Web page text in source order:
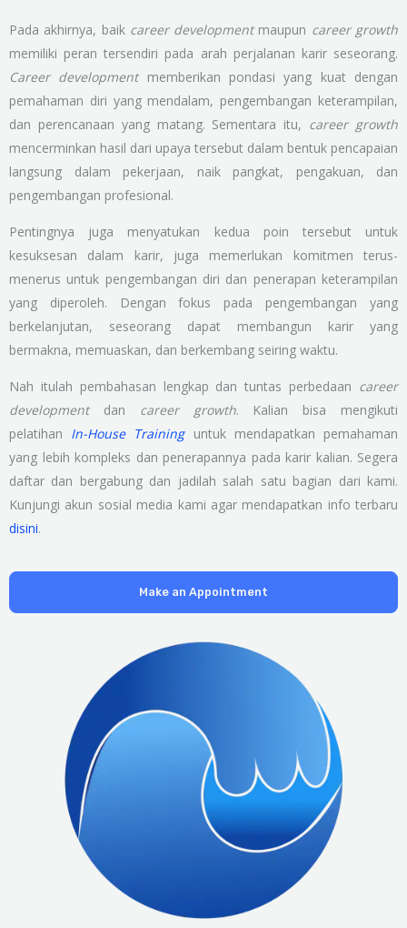
Pada akhirnya, baik career developmentmaupun career growth
memiliki peran tersendiri pada arah perjalanan karir seseorang.
Career developmentmemberikan pondasi yang kuat dengan
pemahaman diri yang mendalam, pengembangan keterampilan,
dan perencanaan yang matang. Sementara itu, career growth
mencerminkan hasil dari upaya tersebut dalam bentuk pencapaian
langsung dalam pekerjaan, naik pangkat, pengakuan, dan
pengembangan profesional.
Pentingnya juga menyatukan kedua poin tersebut untuk
kesuksesan dalam karir, juga memerlukan komitmen terus-
menerus untuk pengembangan diri dan penerapan keterampilan
yang diperoleh. Dengan fokus pada pengembangan yang
berkelanjutan, seseorang dapat membangun karir yang
bermakna, memuaskan, dan berkembang seiring waktu.
Nah itulah pembahasan lengkap dan tuntas perbedaan career
developmentdan career growth. Kalian bisa mengikuti
pelatihan In-House Training untuk mendapatkan pemahaman
yang lebih kompleks dan penerapannya pada karir kalian. Segera
daftar dan bergabung dan jadilah salah satu bagian dari kami.
Kunjungi akun sosial media kami agar mendapatkan info terbaru
disini.
Make an Appointment